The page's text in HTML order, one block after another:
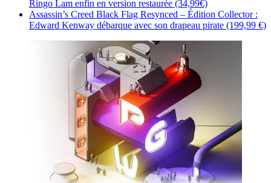
Ringo Lam enfin en version restaurée (34,99€)
Assassin’s Creed Black Flag Resynced – Édition Collector :
Edward Kenway débarque avec son drapeau pirate (199,99 €)